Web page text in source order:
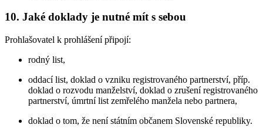
10. Jaké doklady je nutné mít s sebou
Prohlašovatel k prohlášení připojí:
rodný list,
oddací list, doklad o vzniku registrovaného partnerství, příp.
doklad o rozvodu manželství, doklad o zrušení registrovaného
partnerství, úmrtní list zemřelého manžela nebo partnera,
doklad o tom, že není státním občanem Slovenské republiky.